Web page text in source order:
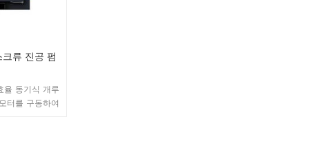
류 진공 펌
율 동기식 개루
터를 구동하여